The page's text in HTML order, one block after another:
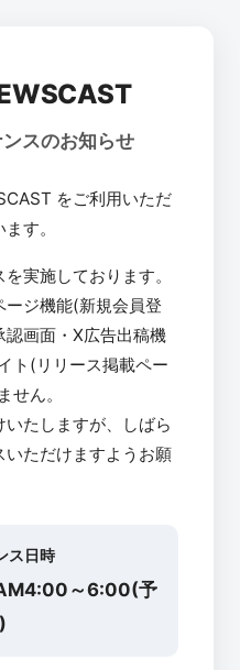
スのお知らせ
をご利用いただ
す。
実施しております。
ージ機能(新規会員登
画面・X広告出稿機
ト(リリース掲載ペー
せん。
たしますが、しばら
いただけますようお願
ス日時
～6:00(予